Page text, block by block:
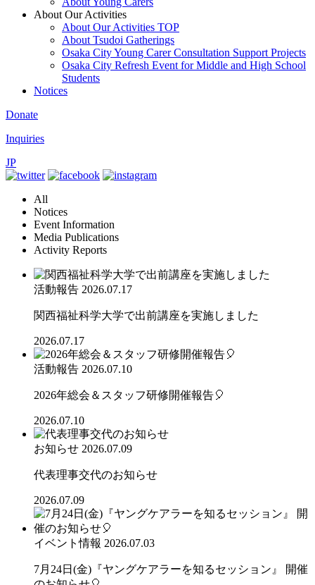
About Our Activities
About Our Activities TOP
About Tsudoi Gatherings
Osaka City Young Carer Consultation Support Projects
Osaka City Refresh Event for Middle and High School
Students
Notices
Donate
Inquiries
JP
All
Notices
Event Information
Media Publications
Activity Reports
活動報告 2026.07.17
関西福祉科学大学で出前講座を実施しました
2026.07.17
活動報告 2026.07.10
2026年総会＆スタッフ研修開催報告🎈
2026.07.10
お知らせ 2026.07.09
代表理事交代のお知らせ
2026.07.09
イベント情報 2026.07.03
7月24日(金)『ヤングケアラーを知るセッション』 開催